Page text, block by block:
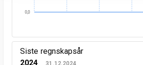
0,0
Siste regnskapsår
2024
31.12.2024